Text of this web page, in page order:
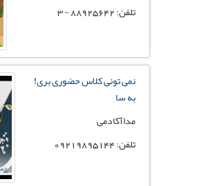
تلفن: 88925642 - 3
نمی تونی کلاس حضوری بری!
به سا
مداآکادمی
تلفن: 09219895144